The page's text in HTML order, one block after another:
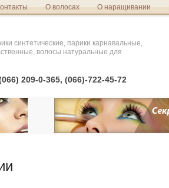
О волосах О наращивании
синтетические, парики карнавальные,
волосы натуральные для
209-0-365, (066)-722-45-72